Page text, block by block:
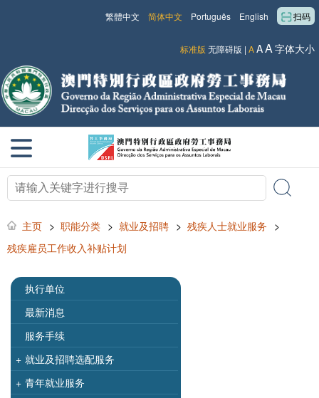
扫码
English
Português
简体中文
繁體中文
标准版 无障碍版 | AAA字体大小
主页 > 职能分类 > 就业及招聘 > 残疾人士就业服务 >
残疾雇员工作收入补贴计划
执行单位
最新消息
服务手续
+ 就业及招聘选配服务
+ 青年就业服务